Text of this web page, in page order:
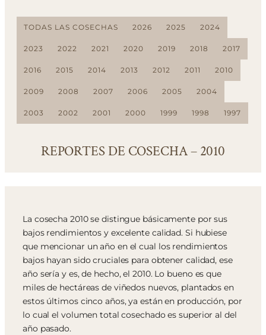
TODAS LAS COSECHAS 2026 2025 2024
2023 2022 2021 2020 2019 2018 2017
2016 2015 2014 2013 2012 2011 2010
2009 2008 2007 2006 2005 2004
2003 2002 2001 2000 1999 1998 1997
REPORTES DE COSECHA – 2010
La cosecha 2010 se distingue básicamente por sus
bajos rendimientos y excelente calidad. Si hubiese
que mencionar un año en el cual los rendimientos
bajos hayan sido cruciales para obtener calidad, ese
año sería y es, de hecho, el 2010. Lo bueno es que
miles de hectáreas de viñedos nuevos, plantados en
estos últimos cinco años, ya están en producción, por
lo cual el volumen total cosechado es superior al del
año pasado.